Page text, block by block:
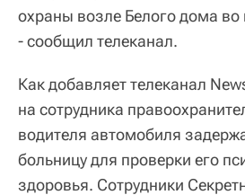
охраны возле Белого дома во
- сообщил телеканал.
Как добавляет телеканал
на сотрудника
водителя автомобиля
больницу для проверки его
здоровья. Сотрудники